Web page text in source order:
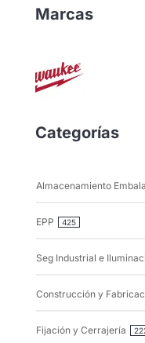
Marcas
Categorías
Almacenamiento
EPP 425
Seg Industrial e
Construcción y
Fijación y Cerrajería